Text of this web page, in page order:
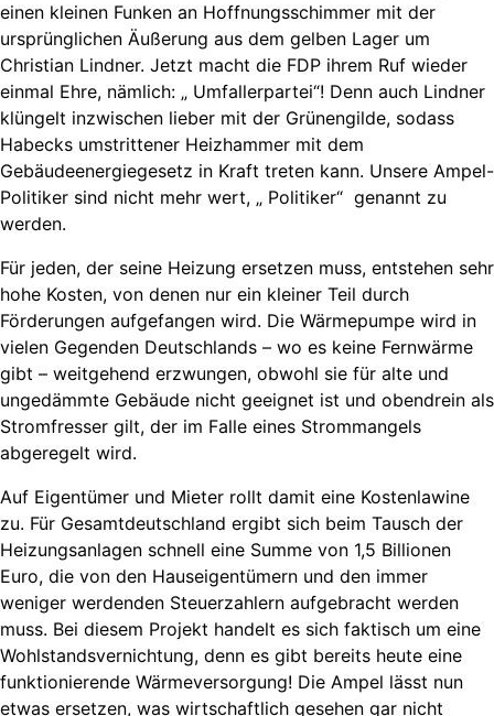
einen kleinen Funken an Hoffnungsschimmer mit der
ursprünglichen Äußerung aus dem gelben Lager um
Christian Lindner. Jetzt macht die FDP ihrem Ruf wieder
einmal Ehre, nämlich: „ Umfallerpartei“! Denn auch Lindner
klüngelt inzwischen lieber mit der Grünengilde, sodass
Habecks umstrittener Heizhammer mit dem
Gebäudeenergiegesetz in Kraft treten kann. Unsere Ampel-
Politiker sind nicht mehr wert, „ Politiker“ genannt zu
werden.
Für jeden, der seine Heizung ersetzen muss, entstehen sehr
hohe Kosten, von denen nur ein kleiner Teil durch
Förderungen aufgefangen wird. Die Wärmepumpe wird in
vielen Gegenden Deutschlands – wo es keine Fernwärme
gibt – weitgehend erzwungen, obwohl sie für alte und
ungedämmte Gebäude nicht geeignet ist und obendrein als
Stromfresser gilt, der im Falle eines Strommangels
abgeregelt wird.
Auf Eigentümer und Mieter rollt damit eine Kostenlawine
zu. Für Gesamtdeutschland ergibt sich beim Tausch der
Heizungsanlagen schnell eine Summe von 1,5 Billionen
Euro, die von den Hauseigentümern und den immer
weniger werdenden Steuerzahlern aufgebracht werden
muss. Bei diesem Projekt handelt es sich faktisch um eine
Wohlstandsvernichtung, denn es gibt bereits heute eine
funktionierende Wärmeversorgung! Die Ampel lässt nun
etwas ersetzen, was wirtschaftlich gesehen gar nicht